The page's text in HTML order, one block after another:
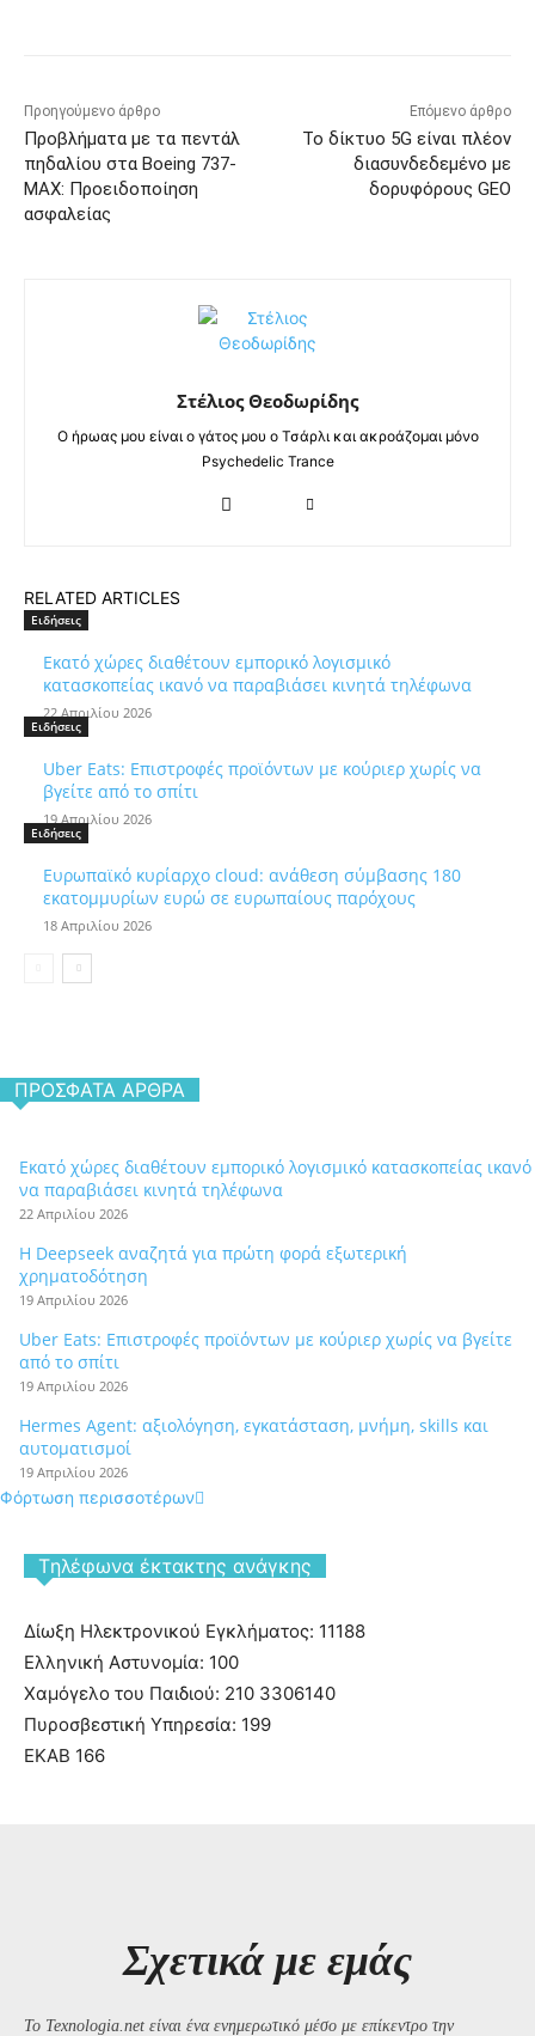
Προηγούμενο άρθρο
Προβλήματα με τα πεντάλ
πηδαλίου στα Boeing 737-
MAX: Προειδοποίηση
ασφαλείας
Επόμενο άρθρο
Το δίκτυο 5G είναι πλέον
διασυνδεδεμένο με
δορυφόρους GEO
Στέλιος Θεοδωρίδης
Ο ήρωας μου είναι ο γάτος μου ο Τσάρλι και ακροάζομαι μόνο
Psychedelic Trance
RELATED ARTICLES
Ειδήσεις
Εκατό χώρες διαθέτουν εμπορικό λογισμικό
κατασκοπείας ικανό να παραβιάσει κινητά τηλέφωνα
22 Απριλίου 2026
Ειδήσεις
Uber Eats: Επιστροφές προϊόντων με κούριερ χωρίς να
βγείτε από το σπίτι
19 Απριλίου 2026
Ειδήσεις
Ευρωπαϊκό κυρίαρχο cloud: ανάθεση σύμβασης 180
εκατομμυρίων ευρώ σε ευρωπαίους παρόχους
18 Απριλίου 2026
ΠΡΌΣΦΑΤΑ ΆΡΘΡΑ
Εκατό χώρες διαθέτουν εμπορικό λογισμικό κατασκοπείας ικανό
να παραβιάσει κινητά τηλέφωνα
22 Απριλίου 2026
Η Deepseek αναζητά για πρώτη φορά εξωτερική
χρηματοδότηση
19 Απριλίου 2026
Uber Eats: Επιστροφές προϊόντων με κούριερ χωρίς να βγείτε
από το σπίτι
19 Απριλίου 2026
Hermes Agent: αξιολόγηση, εγκατάσταση, μνήμη, skills και
αυτοματισμοί
19 Απριλίου 2026
Φόρτωση περισσοτέρων
Tηλέφωνα έκτακτης ανάγκης
Δίωξη Ηλεκτρονικού Εγκλήματος: 11188
Ελληνική Αστυνομία: 100
Χαμόγελο του Παιδιού: 210 3306140
Πυροσβεστική Υπηρεσία: 199
ΕΚΑΒ 166
Σχετικά με εμάς
Το Texnologia.net είναι ένα ενημερωτικό μέσο με επίκεντρο την